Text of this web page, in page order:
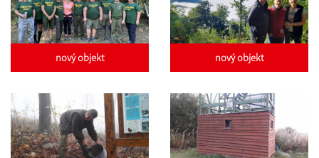
nový objekt nový objekt